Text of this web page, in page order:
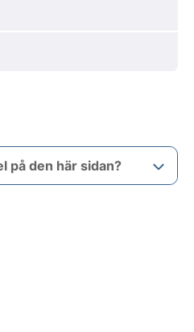
på den här sidan?